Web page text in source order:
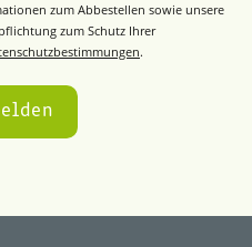
zum Abbestellen sowie unsere
zum Schutz Ihrer
.